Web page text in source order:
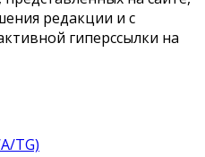
редакции и с
гиперссылки на
TG)